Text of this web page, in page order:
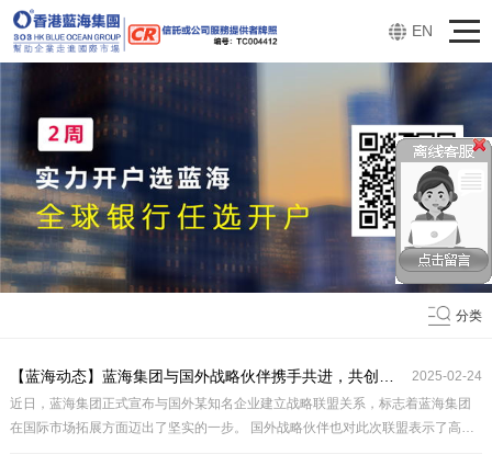
EN
分类
2025-02-24
【蓝海动态】‌蓝海集团与国外战略伙伴携手共进，共创辉煌未来
近日，蓝海集团正式宣布与国外某知名企业建立战略联盟关系，标志着蓝海集团
在国际市场拓展方面迈出了坚实的一步。 国外战略伙伴也对此次联盟表示了高度